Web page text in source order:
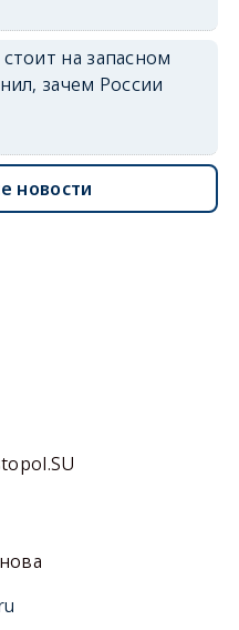
на запасном
зачем России
новости